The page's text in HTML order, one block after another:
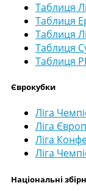
Таблиця
Таблиця
Таблиця
Таблиця
Таблиця
Єврокубки
Ліга
Ліга
Ліга
Ліга
Національні